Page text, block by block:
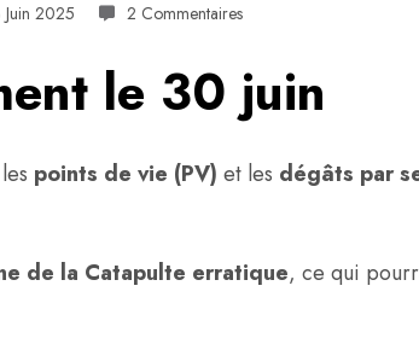
2025 2 Commentaires
le 30 juin
points de vie (PV) et les dégâts par
de la Catapulte erratique, ce qui